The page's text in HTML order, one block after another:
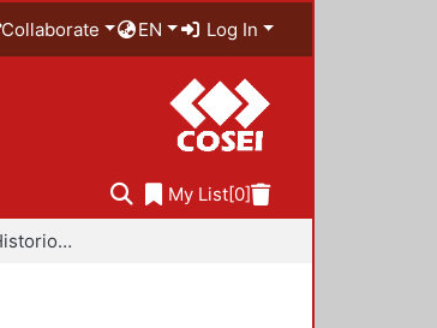
Collaborate EN Log In
My List[0]
Libros - Historia e Historiografía